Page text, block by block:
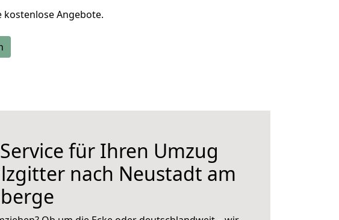
kostenlose Angebote.
für Ihren Umzug
nach Neustadt am